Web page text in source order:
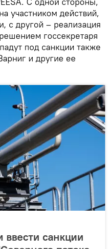
участником действий,
с другой – реализация
госсекретаря
под санкции также
и другие ее
ввести санкции